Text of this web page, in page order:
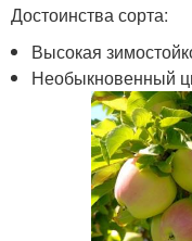
Достоинства сорта:
Высокая
Необыкновенный